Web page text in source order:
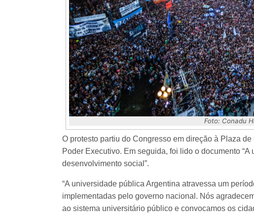
Foto: Conadu
O protesto partiu do Congresso em direção à Plaza
Poder Executivo. Em seguida, foi lido o documento
desenvolvimento social”.
“A universidade pública Argentina atravessa um
implementadas pelo governo nacional. Nós
ao sistema universitário público e convocamos os